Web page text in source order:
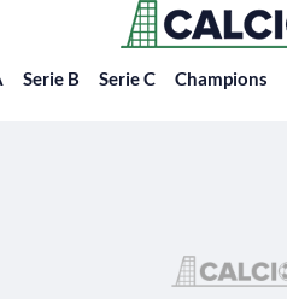
Serie B Serie C Champions